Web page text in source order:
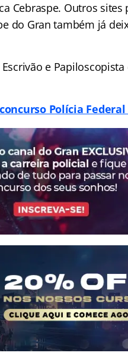
Cebraspe. Outros sites
do Gran também já
e Papiloscopista
Polícia